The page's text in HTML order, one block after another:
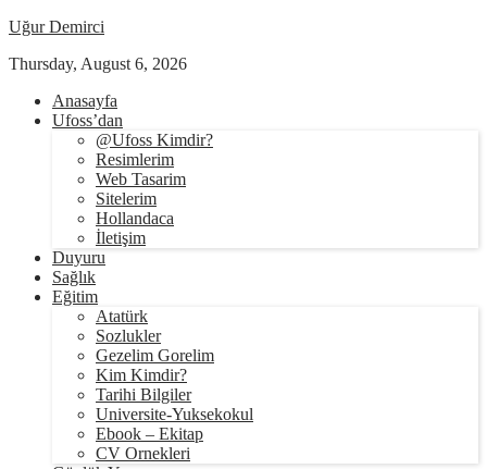
Uğur Demirci
Thursday, August 6, 2026
Anasayfa
Ufoss’dan
@Ufoss Kimdir?
Resimlerim
Web Tasarim
Sitelerim
Hollandaca
İletişim
Duyuru
Sağlık
Eğitim
Atatürk
Sozlukler
Gezelim Gorelim
Kim Kimdir?
Tarihi Bilgiler
Universite-Yuksekokul
Ebook – Ekitap
CV Ornekleri